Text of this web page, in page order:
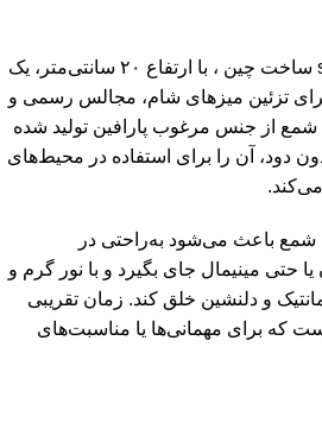
شمع قلمی برند معتبر stella ساخت چین ، با ارتفاع ۲۰ سانتی‌متر، یک
تزئین میزهای شام، مجالس رسمی و
از جنس مرغوب پارافین تولید شده
دود، آن را برای استفاده در محیط‌های
شمع باعث می‌شود به‌راحتی در
حتی مینیمال جای بگیرد و با نور گرم و
و دلنشین خلق کند. زمان تقریبی
۴ ساعت است که برای مهمانی‌ها یا مناسبت‌های